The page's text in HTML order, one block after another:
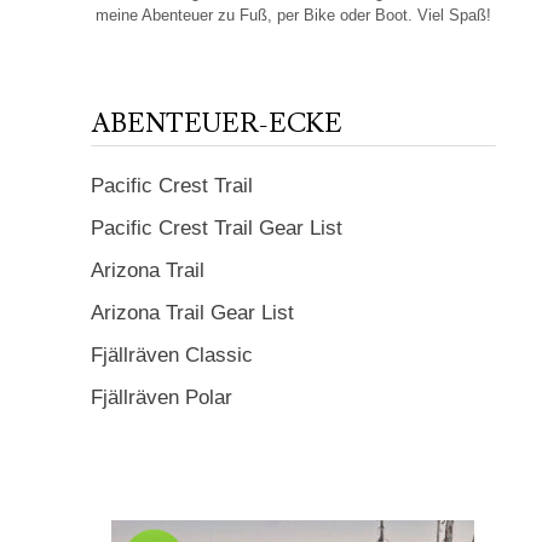
meine Abenteuer zu Fuß, per Bike oder Boot. Viel Spaß!
ABENTEUER-ECKE
Pacific Crest Trail
Pacific Crest Trail Gear List
Arizona Trail
Arizona Trail Gear List
Fjällräven Classic
Fjällräven Polar